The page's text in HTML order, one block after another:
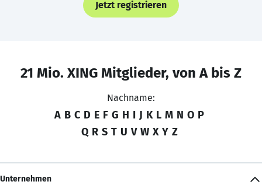
Jetzt registrieren
21 Mio. XING Mitglieder, von A bis Z
Nachname:
A B C D E F G H I J K L M N O P
Q R S T U V W X Y Z
Unternehmen